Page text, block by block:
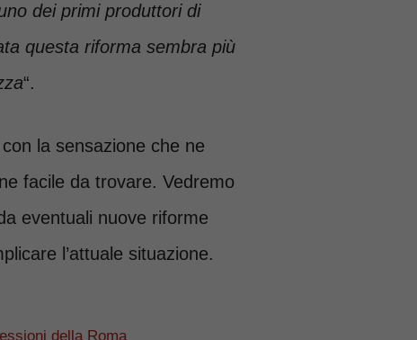
dei primi produttori di
questa riforma sembra più
“.
la sensazione che ne
facile da trovare. Vedremo
eventuali nuove riforme
l’attuale situazione.
della Roma